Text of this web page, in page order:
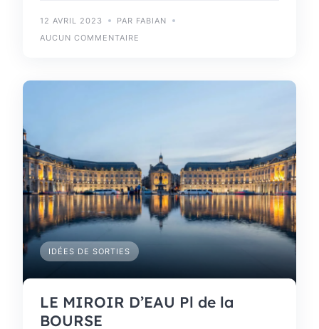
12 AVRIL 2023
PAR FABIAN
AUCUN COMMENTAIRE
IDÉES DE SORTIES
LE MIROIR D’EAU Pl de la
BOURSE